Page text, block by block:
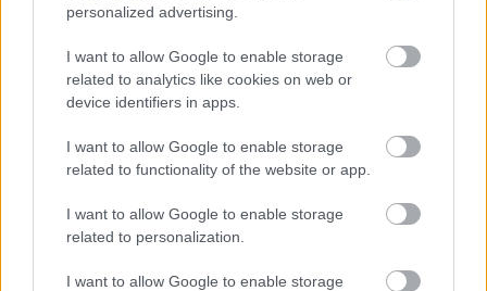
personalized advertising.
I want to allow Google to enable storage
related to analytics like cookies on web or
device identifiers in apps.
I want to allow Google to enable storage
related to functionality of the website or app.
I want to allow Google to enable storage
related to personalization.
I want to allow Google to enable storage
A Kerékpárosklub mikulás napi bringás reggelijén
több mint 200-an jöttek össze ma reggel az Erzsébet
téren. Remek fotóalbum került fel a klub facebook
oldalára az eseményről, ahol pogácsa, brownie,
szaloncukor, tea, kávé, bringaszerviz és lámpaosztás
várta a télen is munkába vagy iskolába biciklivel…